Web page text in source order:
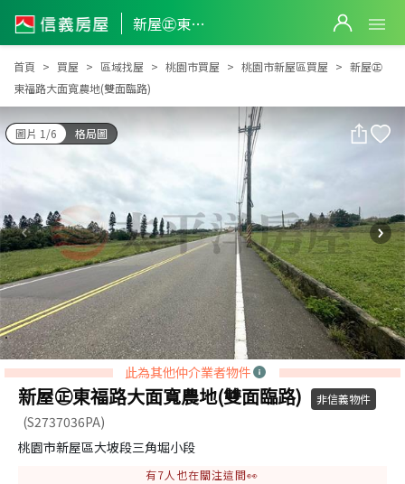
新屋㊣東福路大面寬農地(雙面臨路)
新屋㊣東福路大面寬農地(雙面臨路)
首頁 買屋 區域找屋 桃園市買屋 桃園市新屋區買屋
新屋㊣
東福路大面寬農地(雙面臨路)
圖片 1/6 格局圖
此為其他仲介業者物件
新屋㊣東福路大面寬農地(雙面臨路) 非信義物件
(S2737036PA)
桃園市新屋區大坡段三角堀小段
有7人也在關注這間👀